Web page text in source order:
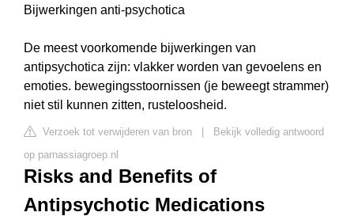
Bijwerkingen anti-psychotica
De meest voorkomende bijwerkingen van
antipsychotica zijn: vlakker worden van gevoelens en
emoties. bewegingsstoornissen (je beweegt strammer)
niet stil kunnen zitten, rusteloosheid.
Verzoek tot verwijderen van bron
Bekijk volledig antwoord
op parnassiagroep.nl
Risks and Benefits of
Antipsychotic Medications